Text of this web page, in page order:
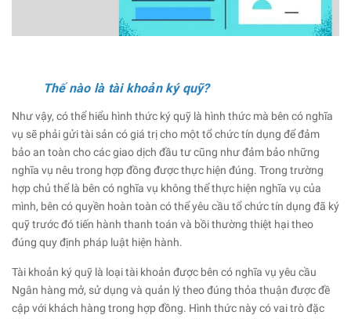
Thế nào là tài khoản ký quỹ?
Như vậy, có thể hiểu hình thức ký quỹ là hình thức mà bên có nghĩa
vụ sẽ phải gửi tài sản có giá trị cho một tổ chức tín dụng để đảm
bảo an toàn cho các giao dịch đầu tư cũng như đảm bảo những
nghĩa vụ nêu trong hợp đồng được thực hiện đúng. Trong trường
hợp chủ thể là bên có nghĩa vụ không thể thực hiện nghĩa vụ của
mình, bên có quyền hoàn toàn có thể yêu cầu tổ chức tín dụng đã ký
quỹ trước đó tiến hành thanh toán và bồi thường thiệt hại theo
đúng quy định pháp luật hiện hành.
Tài khoản ký quỹ là loại tài khoản được bên có nghĩa vụ yêu cầu
Ngân hàng mở, sử dụng và quản lý theo đúng thỏa thuận được đề
cập với khách hàng trong hợp đồng. Hình thức này có vai trò đặc